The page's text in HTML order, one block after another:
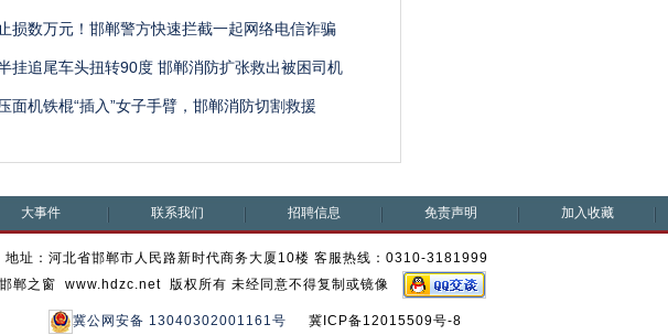
损数万元！邯郸警方快速拦截一起网络电信诈骗
挂追尾车头扭转90度 邯郸消防扩张救出被困司机
面机铁棍“插入”女子手臂，邯郸消防切割救援
大事件 联系我们 招聘信息 免责声明 加入收藏
地址：河北省邯郸市人民路新时代商务大厦10楼 客服热线：0310-3181999
邯郸之窗 www.hdzc.net 版权所有 未经同意不得复制或镜像
冀公网安备 13040302001161号 冀ICP备12015509号-8